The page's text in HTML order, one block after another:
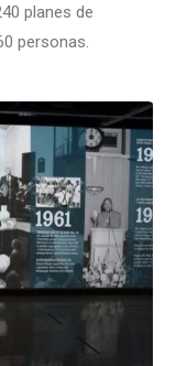
planes de
personas.